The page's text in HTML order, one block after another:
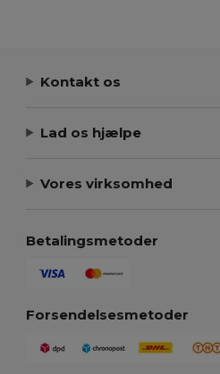
Kontakt os
Lad os hjælpe
Vores virksomhed
Betalingsmetoder
Forsendelsesmetoder